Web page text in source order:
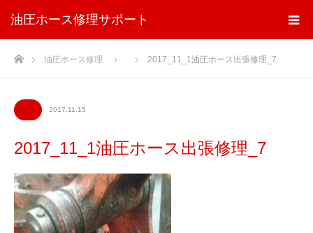
油圧ホース修理サポート
ホーム油圧ホース修理 2017_11_1油圧ホース出張修理_7
2017.11.15
2017_11_1油圧ホース出張修理_7